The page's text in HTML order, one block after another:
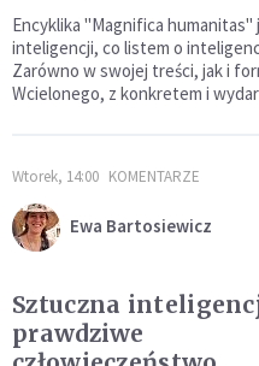
Encyklika "Magnifica
inteligencji, co listem o
Zarówno w swojej treści, jak i
Wcielonego, z konkretem i
Wtorek, 14:00 KOMENTARZE
Ewa Bartosiewicz
Sztuczna
prawdziwe